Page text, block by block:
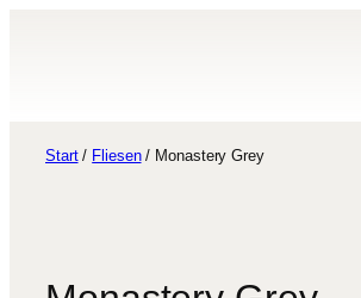
Start/ Fliesen/ Monastery Grey